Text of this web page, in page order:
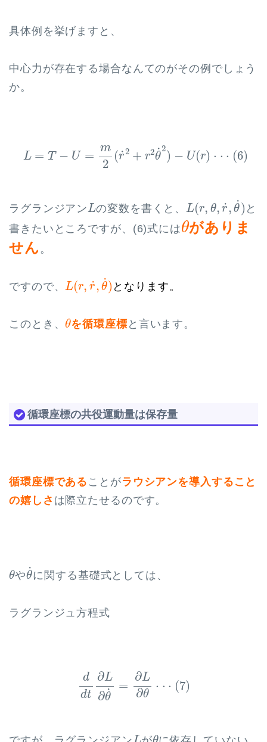
具体例を挙げますと、
中心力が存在する場合なんてのがその例でしょう
か。
L = T − U = m
2
(˙
r2 + r2˙
θ
2) − U(r) ⋅ ⋅ ⋅ (6)
2( 2+ 2)
ラグランジアンL
Lの変数を書くと、 L(r, θ,˙
r, ˙
θ)
L (r ,r , ˙)
と
書きたいところですが、(6)式にはθ
θがありま
せん 。
ですので、 L(r, ˙
r, ˙
θ)
L (r , ˙)
となります。
このとき、θ
θを循環座標 と言います。
循環座標の共役運動量は保存量
循環座標である ことがラウシアンを導入すること
の嬉しさ は際立たせるのです。
θ
θや˙
θ
θ
に関する基礎式としては、
ラグランジュ方程式
d
dt
∂L
∂˙
θ
=
∂L
∂θ
⋅ ⋅ ⋅ (7)
dd ∂L∂ ∂L∂
L θ